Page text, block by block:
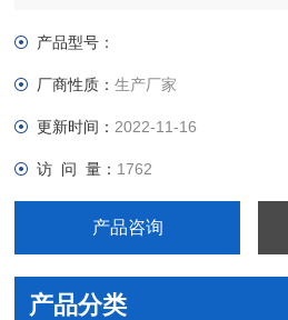
产品型号：
厂商性质：生产厂家
更新时间： 2022-11-16
访 问 量： 1762
产品咨询
产品分类